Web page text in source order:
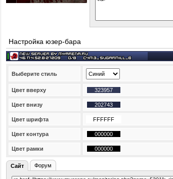
Настройка юзер-бара
Выберите стиль
Цвет вверху
Цвет внизу
Цвет шрифта
Цвет контура
Цвет рамки
Сайт Форум